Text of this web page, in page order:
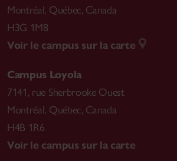
Montréal, Québec, Canada
H3G 1M8
Voir le campus sur la carte
Campus Loyola
7141, rue Sherbrooke Ouest
Montréal, Québec, Canada
H4B 1R6
Voir le campus sur la carte